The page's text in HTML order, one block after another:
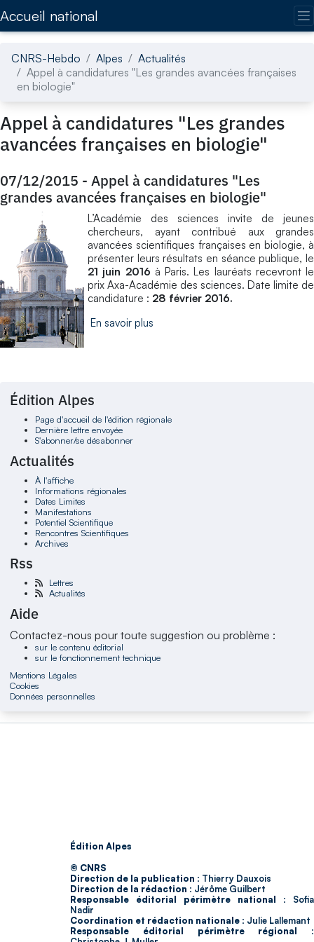
Accueil national
CNRS-Hebdo Alpes
Actualités
Appel à candidatures "Les grandes avancées françaises
en biologie"
Appel à candidatures "Les grandes
avancées françaises en biologie"
07/12/2015 - Appel à candidatures "Les
grandes avancées françaises en biologie"
L’Académie des sciences invite de jeunes
chercheurs, ayant contribué aux grandes
avancées scientifiques françaises en biologie, à
présenter leurs résultats en séance publique, le
21 juin 2016 à Paris. Les lauréats recevront le
prix Axa-Académie des sciences. Date limite de
candidature : 28 février 2016.
En savoir plus
Édition Alpes
Page d'accueil de l'édition régionale
Dernière lettre envoyée
S'abonner/se désabonner
Actualités
À l'affiche
Informations régionales
Dates Limites
Manifestations
Potentiel Scientifique
Rencontres Scientifiques
Archives
Rss
Lettres
Actualités
Aide
Contactez-nous pour toute suggestion ou problème :
sur le contenu éditorial
sur le fonctionnement technique
Mentions Légales
Cookies
Données personnelles
Édition Alpes
© CNRS
Direction de la publication : Thierry Dauxois
Direction de la rédaction : Jérôme Guilbert
Responsable éditorial périmètre national : Sofia
Nadir
Coordination et rédaction nationale : Julie Lallemant
Responsable éditorial périmètre régional :